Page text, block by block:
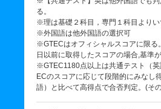
る。
※理は基礎２科目，専門１科目よりい
※外国語は他外国語の選択可
※GTECはオフィシャルスコアに限る
日以前に取得したスコアの場合,基準が
※GTEC1180点以上は共通テスト（
ECのスコアに応じて段階的にみなし
語）と比べて高得点で合否判定。(そ